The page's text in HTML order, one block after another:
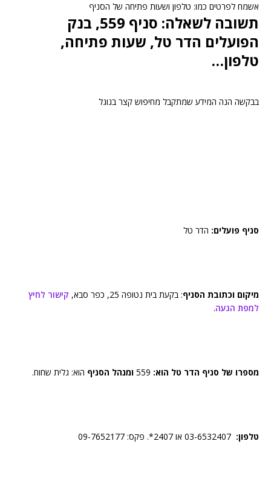
אשמח לפרטים כמו: טלפון ושעות פתיחה של הסניף
תשובה לשאלה: סניף 559, בנק
הפועלים הדר טל, שעות פתיחה,
טלפון…
בבקשה הנה המידע שמתקבל מחיפוש קצר בגוגל
סניף פועלים: הדר טל
מיקום וכתובת הסניף: בקעת בית נטופה 25, כפר סבא,
קישור לחיץ
למפת הגעה.
מספרו של סניף הדר טל הוא: ומנהל הסניף הוא: גלית שחוח.
טלפון: